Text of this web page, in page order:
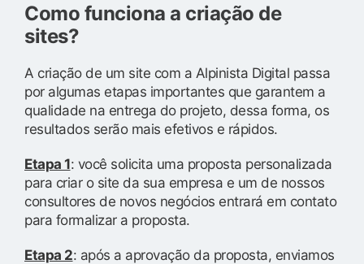
Como funciona a criação de
sites?
A criação de um site com a Alpinista Digital passa
por algumas etapas importantes que garantem a
qualidade na entrega do projeto, dessa forma, os
resultados serão mais efetivos e rápidos.
Etapa 1: você solicita uma proposta personalizada
para criar o site da sua empresa e um de nossos
consultores de novos negócios entrará em contato
para formalizar a proposta.
Etapa 2: após a aprovação da proposta, enviamos